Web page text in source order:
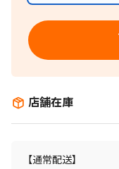
店舗在庫
【通常配送】